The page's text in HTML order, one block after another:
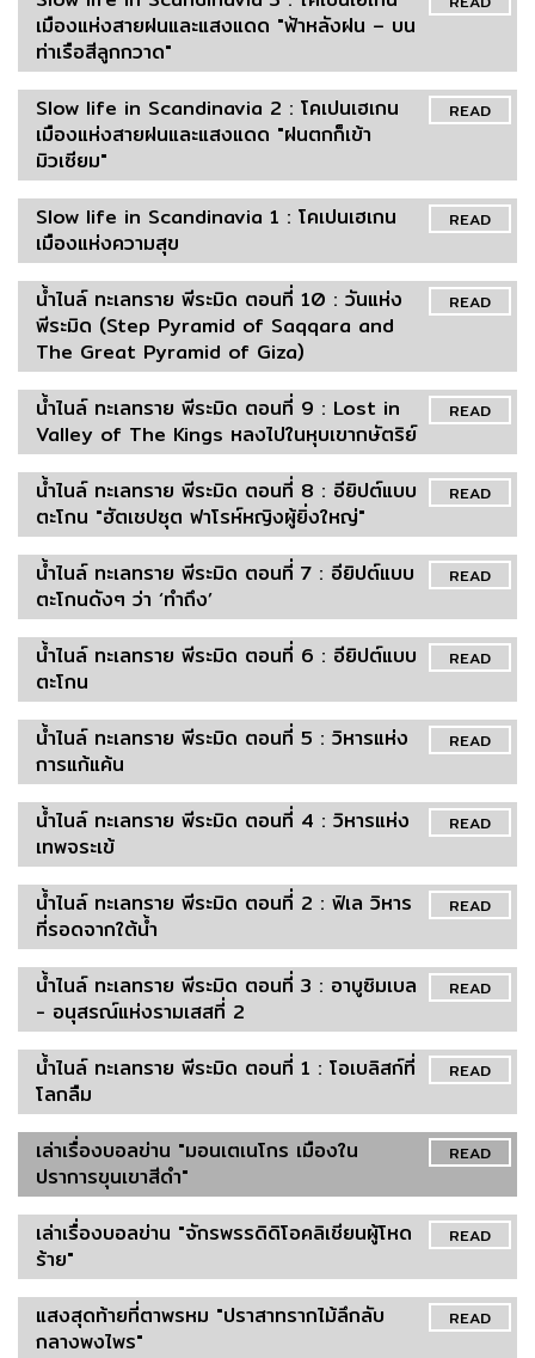
เมืองแห่งสายฝนและแสงแดด "ฟ้าหลังฝน – บน
ท่าเรือสีลูกกวาด"
READ
Slow life in Scandinavia 2 : โคเปนเฮเกน
เมืองแห่งสายฝนและแสงแดด "ฝนตกก็เข้า
มิวเซียม"
READ
Slow life in Scandinavia 1 : โคเปนเฮเกน
เมืองแห่งความสุข
READ
น้ำไนล์ ทะเลทราย พีระมิด ตอนที่ 10 : วันแห่ง
พีระมิด (Step Pyramid of Saqqara and
The Great Pyramid of Giza)
READ
น้ำไนล์ ทะเลทราย พีระมิด ตอนที่ 9 : Lost in
Valley of The Kings หลงไปในหุบเขากษัตริย์
READ
น้ำไนล์ ทะเลทราย พีระมิด ตอนที่ 8 : อียิปต์แบบ
ตะโกน "ฮัตเชปซุต ฟาโรห์หญิงผู้ยิ่งใหญ่"
READ
น้ำไนล์ ทะเลทราย พีระมิด ตอนที่ 7 : อียิปต์แบบ
ตะโกนดังๆ ว่า ‘ทำถึง’
READ
น้ำไนล์ ทะเลทราย พีระมิด ตอนที่ 6 : อียิปต์แบบ
ตะโกน
READ
น้ำไนล์ ทะเลทราย พีระมิด ตอนที่ 5 : วิหารแห่ง
การแก้แค้น
READ
น้ำไนล์ ทะเลทราย พีระมิด ตอนที่ 4 : วิหารแห่ง
เทพจระเข้
READ
น้ำไนล์ ทะเลทราย พีระมิด ตอนที่ 2 : ฟิเล วิหาร
ที่รอดจากใต้น้ำ
READ
น้ำไนล์ ทะเลทราย พีระมิด ตอนที่ 3 : อาบูซิมเบล
- อนุสรณ์แห่งรามเสสที่ 2
READ
น้ำไนล์ ทะเลทราย พีระมิด ตอนที่ 1 : โอเบลิสก์ที่
โลกลืม
READ
เล่าเรื่องบอลข่าน "มอนเตเนโกร เมืองใน
ปราการขุนเขาสีดำ"
READ
เล่าเรื่องบอลข่าน "จักรพรรดิดิโอคลิเชียนผู้โหด
ร้าย"
READ
แสงสุดท้ายที่ตาพรหม "ปราสาทรากไม้ลึกลับ
กลางพงไพร"